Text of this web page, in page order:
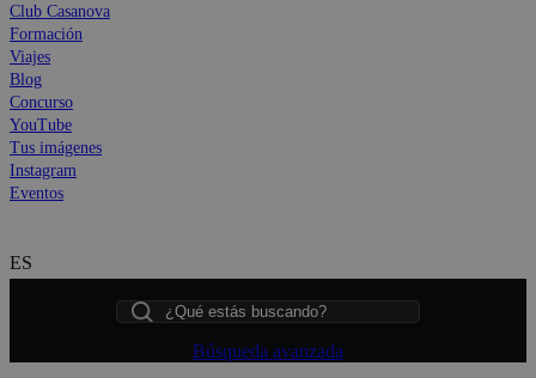
Club Casanova
Formación
Viajes
Blog
Concurso
YouTube
Tus imágenes
Instagram
Eventos
ES
Búsqueda avanzada